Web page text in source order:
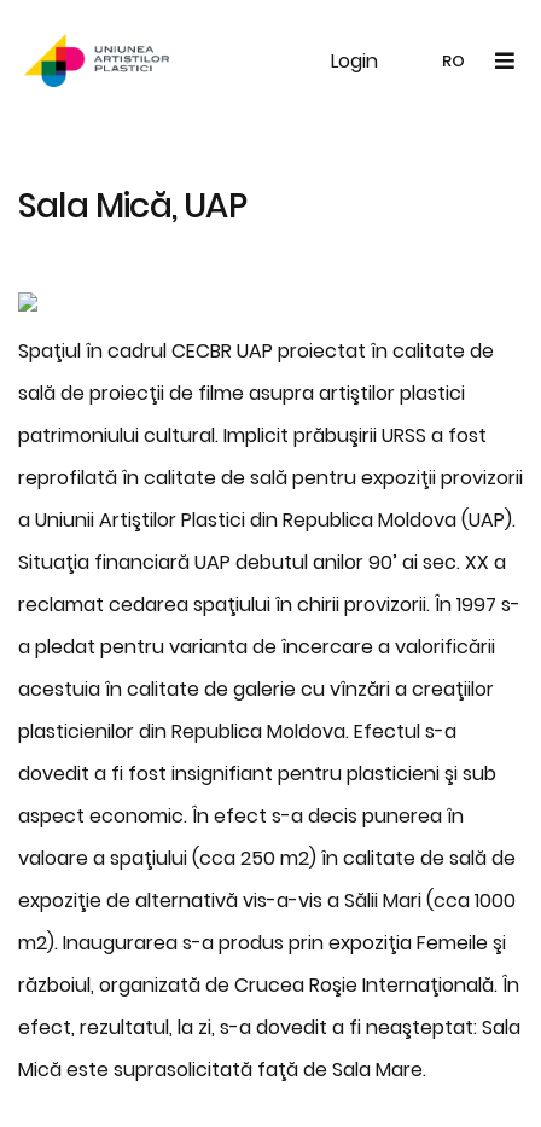
Login RO
UAP Galerie Noutăți
Sala Mică, UAP
Spaţiul în cadrul CECBR UAP proiectat în calitate de
sală de proiecţii de filme asupra artiştilor plastici
patrimoniului cultural. Implicit prăbuşirii URSS a fost
reprofilată în calitate de sală pentru expoziţii provizorii
a Uniunii Artiştilor Plastici din Republica Moldova (UAP).
Situaţia financiară UAP debutul anilor 90’ ai sec. XX a
reclamat cedarea spaţiului în chirii provizorii. În 1997 s-
a pledat pentru varianta de încercare a valorificării
acestuia în calitate de galerie cu vînzări a creaţiilor
plasticienilor din Republica Moldova. Efectul s-a
dovedit a fi fost insignifiant pentru plasticieni şi sub
aspect economic. În efect s-a decis punerea în
valoare a spaţiului (cca 250 m2) în calitate de sală de
expoziţie de alternativă vis-a-vis a Sălii Mari (cca 1000
m2). Inaugurarea s-a produs prin expoziţia Femeile şi
războiul, organizată de Crucea Roşie Internaţională. În
efect, rezultatul, la zi, s-a dovedit a fi neaşteptat: Sala
Mică este suprasolicitată faţă de Sala Mare.